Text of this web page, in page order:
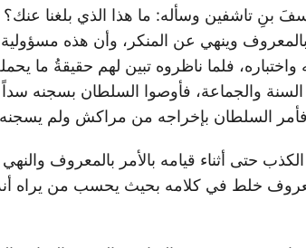
بنِ تاشفين وسأله: ما هذا الذي بلغنا
وينهي عن المنكر، وأن هذه
واختباره، فلما ناظروه تبين لهم حقيقةُ ما
والجماعة، فأوصوا السلطان بسجنه سداً
السلطان بإخراجه من مراكش ولم
حتى أثناء قيامه بالأمر بالمعروف
خلط في كلامه بحيث يحسب من يراه